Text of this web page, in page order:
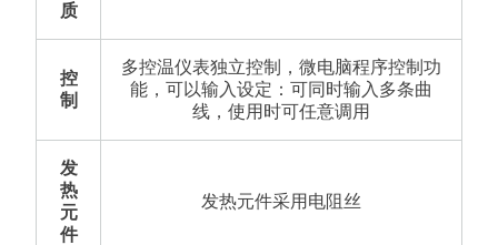
质
控
制
多控温仪表独立控制，微电脑程序控制功
能，可以输入设定：可同时输入多条曲
线，使用时可任意调用
发
热
元
件
发热元件采用电阻丝